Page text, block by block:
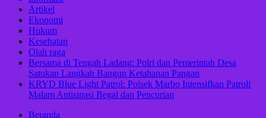
Artikel
Ekonomi
Hukum
Kesehatan
Olah raga
Bersama di Tengah Ladang: Polri dan Pemerintah Desa
Satukan Langkah Bangun Ketahanan Pangan
KRYD Blue Light Patrol: Polsek Marbo Intensifkan Patroli
Malam Antisipasi Begal dan Pencurian
Beranda